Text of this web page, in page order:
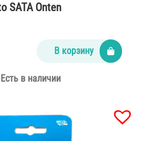
SATA Onten
В корзину
Есть в наличии